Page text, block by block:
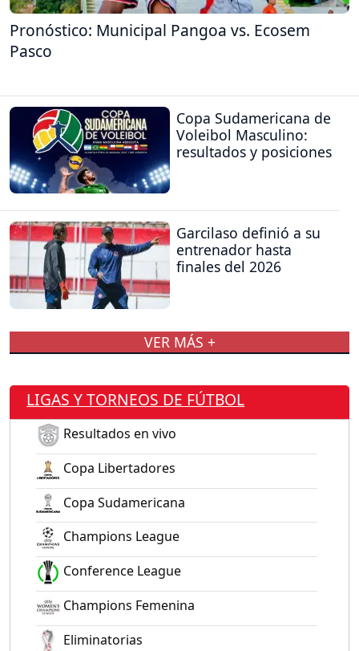
Pronóstico: Municipal Pangoa vs. Ecosem
Pasco
Copa Sudamericana de
Voleibol Masculino:
resultados y posiciones
Garcilaso definió a su
entrenador hasta
finales del 2026
VER MÁS +
LIGAS Y TORNEOS DE FÚTBOL
Resultados en vivo
Copa Libertadores
Copa Sudamericana
Champions League
Conference League
Champions Femenina
Eliminatorias